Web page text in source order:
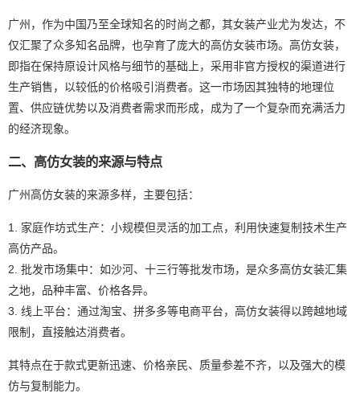
广州，作为中国乃至全球知名的时尚之都，其女装产业尤为发达，不
仅汇聚了众多知名品牌，也孕育了庞大的高仿女装市场。高仿女装，
即指在保持原设计风格与细节的基础上，采用非官方授权的渠道进行
生产销售，以较低的价格吸引消费者。这一市场因其独特的地理位
置、供应链优势以及消费者需求而形成，成为了一个复杂而充满活力
的经济现象。
二、高仿女装的来源与特点
广州高仿女装的来源多样，主要包括：
1. 家庭作坊式生产：小规模但灵活的加工点，利用快速复制技术生产
高仿产品。
2. 批发市场集中：如沙河、十三行等批发市场，是众多高仿女装汇集
之地，品种丰富、价格各异。
3. 线上平台：通过淘宝、拼多多等电商平台，高仿女装得以跨越地域
限制，直接触达消费者。
其特点在于款式更新迅速、价格亲民、质量参差不齐，以及强大的模
仿与复制能力。